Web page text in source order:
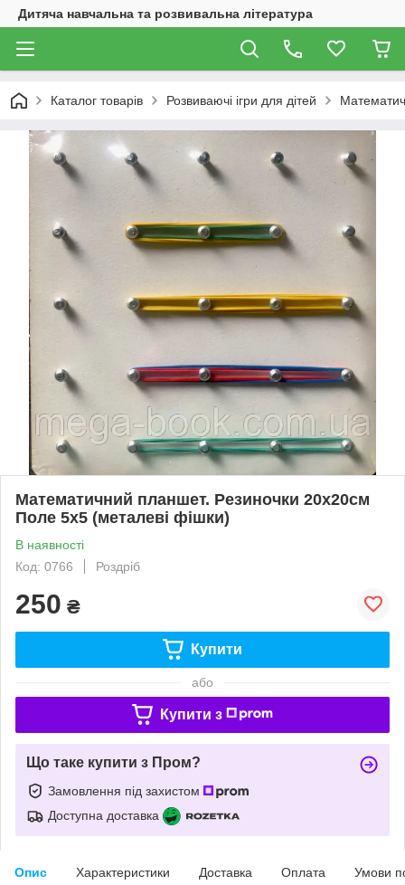
Дитяча навчальна та розвивальна література
Каталог товарів Розвиваючі ігри для дітей
Математичний планшет. Резиночки 20х20см
Поле 5х5 (металеві фішки)
В наявності
Код: 0766
Роздріб
250 ₴
Купити
або
Купити з
Що таке купити з Пром?
Замовлення під захистом
Доступна доставка
Опис Характеристики Доставка Оплата Умови